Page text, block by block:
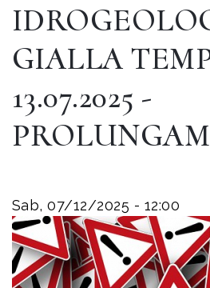
GIALLA
13.07.2025 -
Sab, 07/12/2025 - 12:00